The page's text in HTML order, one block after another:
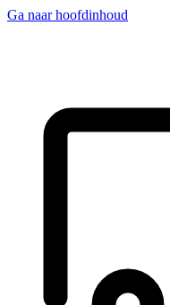
Ga naar hoofdinhoud